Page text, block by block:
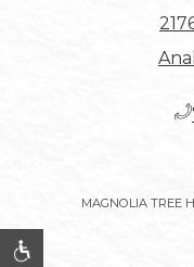
MAGNOLIA TREE